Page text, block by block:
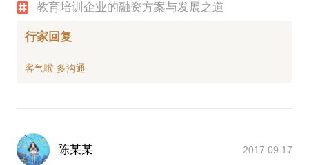
教育培训企业的融资方案与发展之道
行家回复
陈某某 2017.09.17